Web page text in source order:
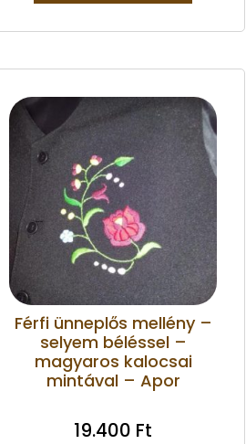
Férfi ünneplős mellény –
selyem béléssel –
magyaros kalocsai
mintával – Apor
19.400 Ft